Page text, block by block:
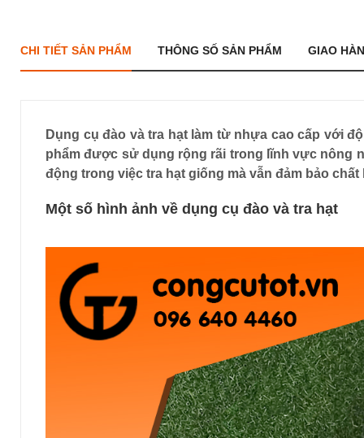
CHI TIẾT SẢN PHẨM THÔNG SỐ SẢN PHẨM GIAO
Dụng cụ đào và tra hạt làm từ nhựa cao cấp với
phẩm được sử dụng rộng rãi trong lĩnh vực nông
động trong việc tra hạt giống mà vẫn đảm bảo
Một số hình ảnh về dụng cụ đào và tra hạt